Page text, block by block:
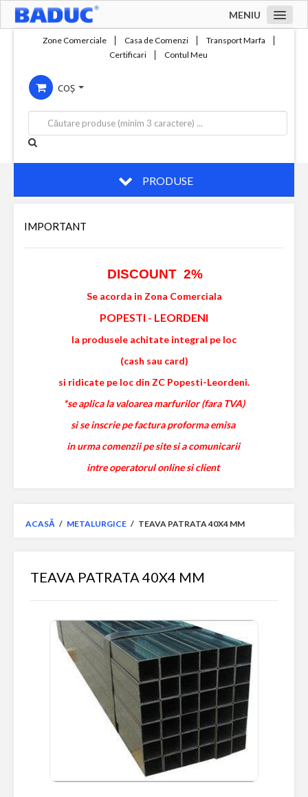
MENIU
Compania
Servicii
Productie
Contact
Zone Comerciale Casa de Comenzi
Transport Marfa
Certificari
Contul Meu
COȘ
PRODUSE
IMPORTANT
DISCOUNT 2%
Se acorda in Zona Comerciala
POPESTI - LEORDENI
la produsele achitate integral pe loc
(cash sau card)
si ridicate pe loc din ZC Popesti-Leordeni.
*se aplica la valoarea marfurilor (fara TVA)
si se inscrie pe factura proforma emisa
in urma comenzii pe site si a comunicarii
intre operatorul online si client
ACASĂ / METALURGICE / TEAVA PATRATA 40X4 MM
TEAVA PATRATA 40X4 MM